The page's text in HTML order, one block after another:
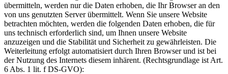
übermitteln, werden nur die Daten erhoben, die Ihr Browser an den
von uns genutzten Server übermittelt. Wenn Sie unsere Website
betrachten möchten, werden die folgenden Daten erhoben, die für
uns technisch erforderlich sind, um Ihnen unsere Website
anzuzeigen und die Stabilität und Sicherheit zu gewährleisten. Die
Weiterleitung erfolgt automatisiert durch Ihren Browser und ist bei
der Nutzung des Internets diesem inhärent. (Rechtsgrundlage ist Art.
6 Abs. 1 lit. f DS-GVO):